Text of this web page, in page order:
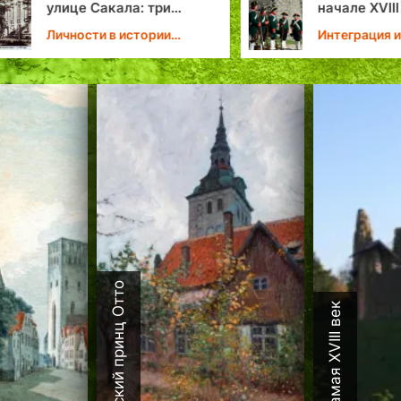
улице Сакала: три
четверти века зданию
Минобороны
Личности в истории
Таллина
начале XVIII
конца XIX
Интеграция и
Датский принц Отто Каламая XVIII век